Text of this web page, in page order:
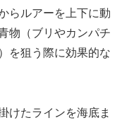
らルアーを上下に動
物（ブリやカンパチ
を狙う際に効果的な
けたラインを海底ま